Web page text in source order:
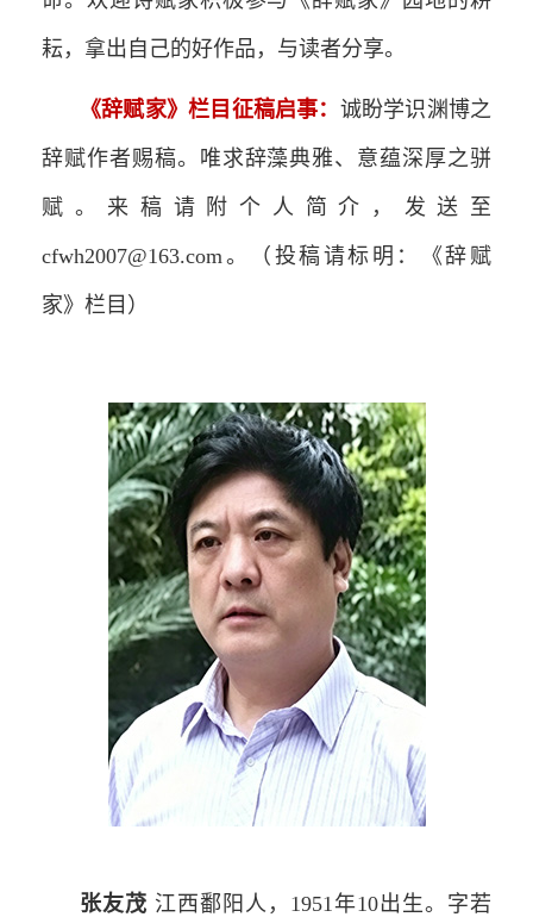
耘，拿出自己的好作品，与读者分享。
《辞赋家》栏目征稿启事： 诚盼学识渊博之
辞赋作者赐稿。唯求辞藻典雅、意蕴深厚之骈
赋。来稿请附个人简介，发送至
cfwh2007@163.com。（投稿请标明：《辞赋
家》栏目）
张友茂 江西鄱阳人，1951年10出生。字若